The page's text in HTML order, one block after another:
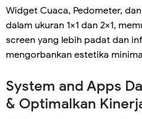
Widget Cuaca, Pedometer,
dalam ukuran 1×1 dan 2×1,
screen yang lebih padat dan
mengorbankan estetika
System and Apps
& Optimalkan